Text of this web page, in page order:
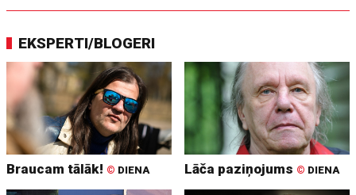
EKSPERTI/BLOGERI
Braucam tālāk! © DIENA Lāča paziņojums © DIENA